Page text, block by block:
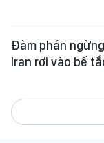
Đàm phán
Iran rơi vào bế